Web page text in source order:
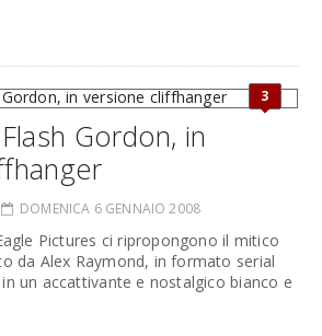
3
Gordon, in
DOMENICA 6 GENNAIO 2008
Pictures ci ripropongono il mitico
da Alex Raymond, in formato serial
un accattivante e nostalgico bianco e